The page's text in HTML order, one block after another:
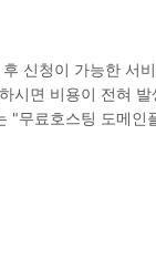
신청이 가능한
면 비용이 전혀
무료호스팅 도메